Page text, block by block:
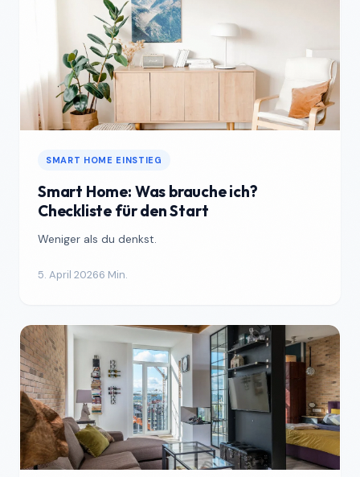
SMART HOME EINSTIEG
Smart Home: Was brauche ich?
Checkliste für den Start
Weniger als du denkst.
5. April 20266 Min.